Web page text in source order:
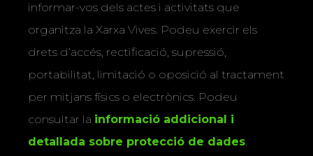
informar-vos dels actes i activitats que
organitza la Xarxa Vives. Podeu exercir els
drets d’accés, rectificació, supressió,
portabilitat, limitació o oposició al tractament
per mitjans físics o electrònics. Podeu
consultar la informació addicional i
detallada sobre protecció de dades.